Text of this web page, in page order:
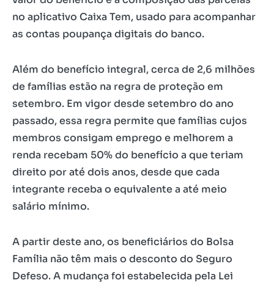
no aplicativo Caixa Tem, usado para acompanhar
as contas poupança digitais do banco.
Além do benefício integral, cerca de 2,6 milhões
de famílias estão na regra de proteção em
setembro. Em vigor desde setembro do ano
passado, essa regra permite que famílias cujos
membros consigam emprego e melhorem a
renda recebam 50% do benefício a que teriam
direito por até dois anos, desde que cada
integrante receba o equivalente a até meio
salário mínimo.
A partir deste ano, os beneficiários do Bolsa
Família não têm mais o desconto do Seguro
Defeso. A mudança foi estabelecida pela Lei